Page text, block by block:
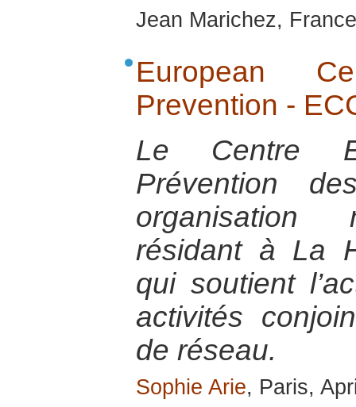
Jean Marichez,
European
Prevention -
Le Centre
Prévention
organisation
résidant à La
qui soutient
activités
de réseau.
Sophie Arie, Paris,